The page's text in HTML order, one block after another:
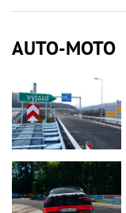
AUTO-MOTO